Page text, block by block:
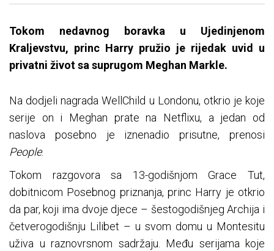
Tokom nedavnog boravka u Ujedinjenom
Kraljevstvu, princ Harry pružio je rijedak uvid u
privatni život sa suprugom Meghan Markle.
Na dodjeli nagrada WellChild u Londonu, otkrio je koje
serije on i Meghan prate na Netflixu, a jedan od
naslova posebno je iznenadio prisutne, prenosi
People.
Tokom razgovora sa 13-godišnjom Grace Tut,
dobitnicom Posebnog priznanja, princ Harry je otkrio
da par, koji ima dvoje djece – šestogodišnjeg Archija i
četverogodišnju Lilibet – u svom domu u Montesitu
uživa u raznovrsnom sadržaju. Među serijama koje